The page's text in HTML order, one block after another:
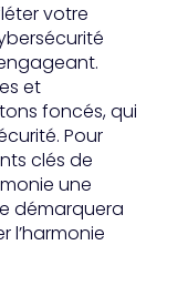
votre
et
foncés, qui
Pour
clés de
une
démarquera
l’harmonie